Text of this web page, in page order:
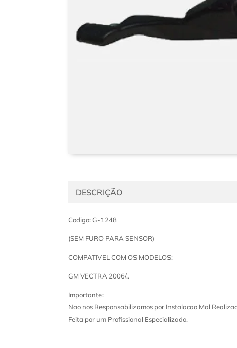
DESCRIÇÃO
Codigo: G-1248
(SEM FURO PARA SENSOR)
COMPATIVEL COM OS MODELOS:
GM VECTRA 2006/..
Importante:
Nao nos Responsabilizamos por Instalacao Mal
Feita por um Profissional Especializado.